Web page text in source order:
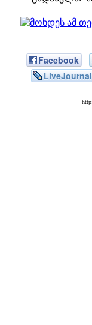
Facebook
LiveJournal